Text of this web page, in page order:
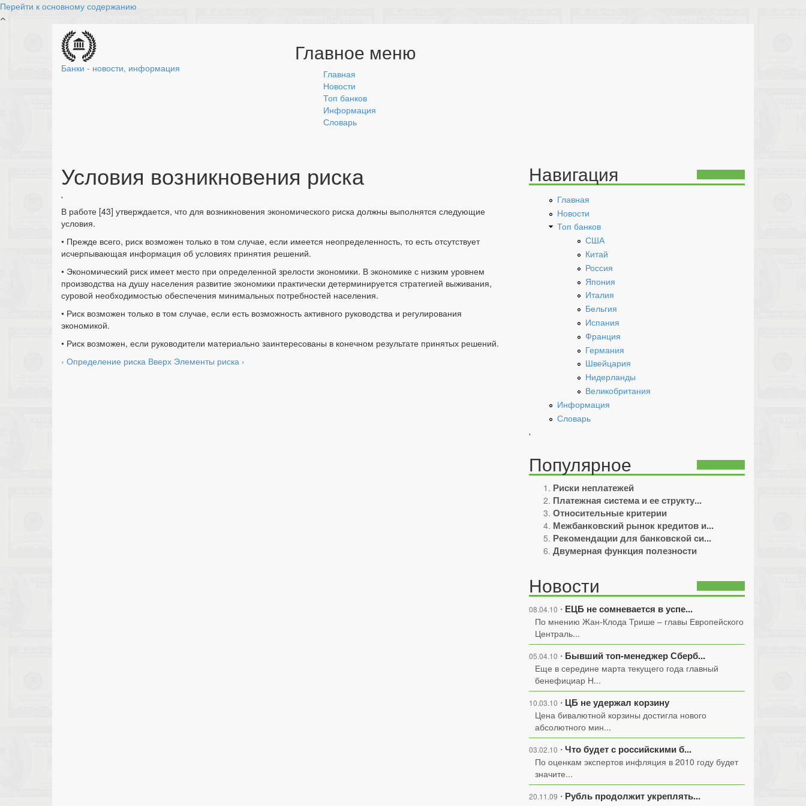
Перейти к основному содержанию
Банки - новости, информация
Главное меню
Главная
Новости
Топ банков
Информация
Словарь
Условия возникновения риска
'
В работе [43] утверждается, что для возникновения экономического риска должны выполнятся следующие
условия.
• Прежде всего, риск возможен только в том случае, если имеется неопределенность, то есть отсутствует
исчерпывающая информация об условиях принятия решений.
• Экономический риск имеет место при определенной зрелости экономики. В экономике с низким уровнем
производства на душу населения развитие экономики практически детерминируется стратегией выживания,
суровой необходимостью обеспечения минимальных потребностей населения.
• Риск возможен только в том случае, если есть возможность активного руководства и регулирования
экономикой.
• Риск возможен, если руководители материально заинтересованы в конечном результате принятых решений.
‹ Определение риска Вверх Элементы риска ›
Навигация
Главная
Новости
Топ банков
США
Китай
Россия
Япония
Италия
Бельгия
Испания
Франция
Германия
Швейцария
Нидерланды
Великобритания
Информация
Словарь
'
Популярное
Риски неплатежей
Платежная система и ее структу...
Относительные критерии
Межбанковский рынок кредитов и...
Рекомендации для банковской си...
Двумерная функция полезности
Новости
08.04.10 ⋅ ЕЦБ не сомневается в успе...
По мнению Жан-Клода Трише – главы Европейского
Централь...
05.04.10 ⋅ Бывший топ-менеджер Сберб...
Еще в середине марта текущего года главный
бенефициар Н...
10.03.10 ⋅ ЦБ не удержал корзину
Цена бивалютной корзины достигла нового
абсолютного мин...
03.02.10 ⋅ Что будет с российскими б...
По оценкам экспертов инфляция в 2010 году будет
значите...
20.11.09 ⋅ Рубль продолжит укреплять...